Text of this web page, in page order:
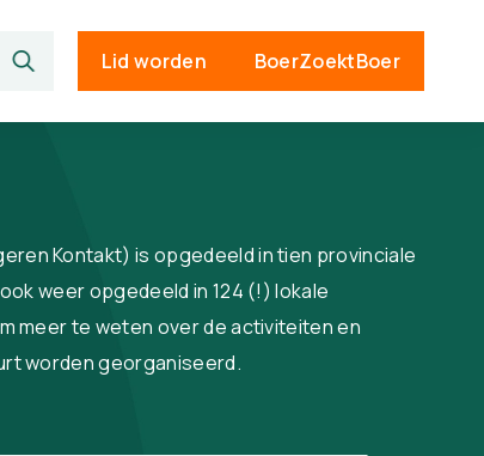
Lid worden BoerZoektBoer
Kontakt) is opgedeeld in tien provinciale
ook weer opgedeeld in 124 (!) lokale
meer te weten over de activiteiten en
worden georganiseerd.